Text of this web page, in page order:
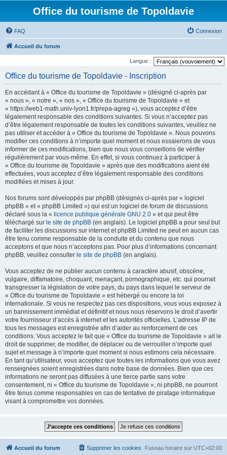
Office du tourisme de Topoldavie
FAQ Connexion
Accueil du forum
Langue :
Office du tourisme de Topoldavie - Inscription
En accédant à « Office du tourisme de Topoldavie » (désigné ci-après par
« nous », « notre », « nos », « Office du tourisme de Topoldavie » et
« https://web1-math.univ-lyon1.fr/prepa-agreg »), vous acceptez d’être
légalement responsable des conditions suivantes. Si vous n’acceptez pas
d’être légalement responsable de toutes les conditions suivantes, veuillez ne
pas utiliser et accéder à « Office du tourisme de Topoldavie ». Nous pouvons
modifier ces conditions à n’importe quel moment et nous essaierons de vous
informer de ces modifications, bien que nous vous conseillons de vérifier
régulièrement par vous-même. En effet, si vous continuez à participer à
« Office du tourisme de Topoldavie » après que des modifications aient été
effectuées, vous acceptez d’être légalement responsable des conditions
modifiées et mises à jour.
Nos forums sont développés par phpBB (désignés ci-après par « logiciel
phpBB » et « phpBB Limited ») qui est un logiciel de forum de discussions
déclaré sous la « licence publique générale GNU 2.0 » et qui peut être
téléchargé sur le site de phpBB (en anglais). Le logiciel phpBB a pour seul but
de faciliter les discussions sur internet et phpBB Limited ne peut en aucun cas
être tenu comme responsable de la conduite et du contenu que nous
acceptons et que nous n’acceptons pas. Pour plus d’informations concernant
phpBB, veuillez consulter le site de phpBB (en anglais).
Vous acceptez de ne publier aucun contenu à caractère abusif, obscène,
vulgaire, diffamatoire, choquant, menaçant, pornographique, etc. qui pourrait
transgresser la législation de votre pays, du pays dans lequel le serveur de
« Office du tourisme de Topoldavie » est hébergé ou encore la loi
internationale. Si vous ne respectez pas ces dispositions, vous vous exposez à
un bannissement immédiat et définitif et nous nous réservons le droit d’avertir
votre fournisseur d’accès à internet et les autorités officielles. L’adresse IP de
tous les messages est enregistrée afin d’aider au renforcement de ces
conditions. Vous acceptez le fait que « Office du tourisme de Topoldavie » ait le
droit de supprimer, de modifier, de déplacer ou de verrouiller n’importe quel
sujet et message à n’importe quel moment si nous estimons cela nécessaire.
En tant qu’utilisateur, vous acceptez que toutes les informations que vous avez
renseignées soient enregistrées dans notre base de données. Bien que ces
informations ne seront pas diffusées à une tierce partie sans votre
consentement, ni « Office du tourisme de Topoldavie », ni phpBB, ne pourront
être tenus comme responsables en cas de tentative de piratage informatique
visant à compromettre vos données.
Accueil du forum Fuseau horaire sur UTC+02:00
Supprimer les cookies